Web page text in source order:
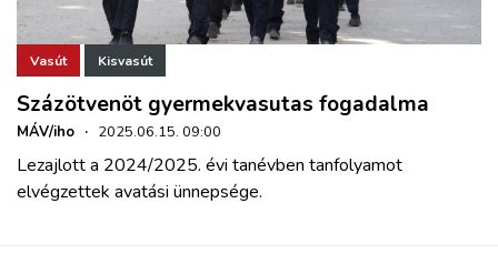
Vasút Kisvasút
Százötvenöt gyermekvasutas fogadalma
MÁV/iho · 2025.06.15. 09:00
Lezajlott a 2024/2025. évi tanévben tanfolyamot
elvégzettek avatási ünnepsége.